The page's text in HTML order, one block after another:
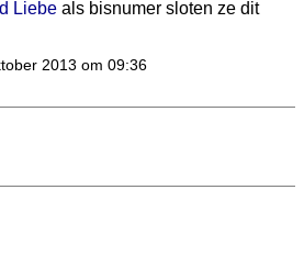
Liebe als bisnumer sloten ze dit
2013 om 09:36